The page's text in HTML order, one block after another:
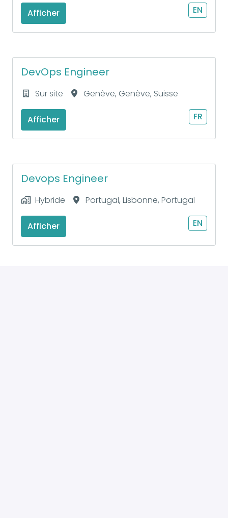
Afficher EN
DevOps Engineer
Sur site Genève, Genève, Suisse
Afficher FR
Devops Engineer
Hybride Portugal, Lisbonne, Portugal
Afficher EN